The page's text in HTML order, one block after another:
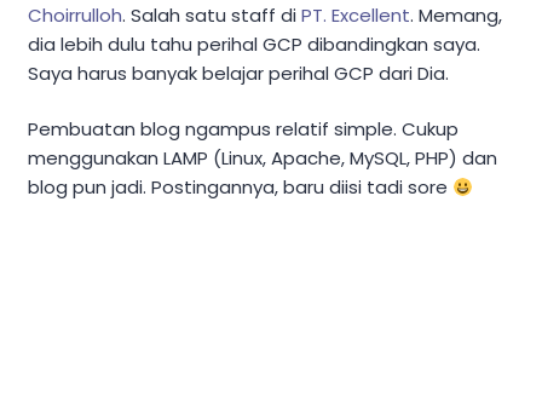
Choirrulloh. Salah satu staff diPT. Excellent. Memang,
dia lebih dulu tahu perihal GCP dibandingkan saya.
Saya harus banyak belajar perihal GCP dari Dia.
Pembuatan blog ngampus relatif simple. Cukup
menggunakan LAMP (Linux, Apache, MySQL, PHP) dan
blog pun jadi. Postingannya, baru diisi tadi sore